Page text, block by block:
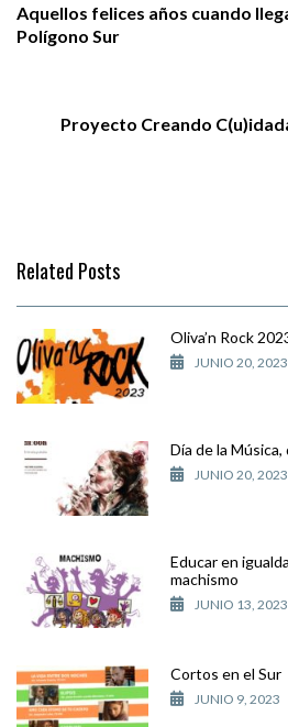
Aquellos felices años cuando
Polígono Sur
Proyecto Creando
Related Posts
Oliva’n Rock
JUNIO 20, 2023
Día de la
JUNIO 20, 2023
Educar en
machismo
JUNIO 13, 2023
Cortos en el Sur
JUNIO 9, 2023